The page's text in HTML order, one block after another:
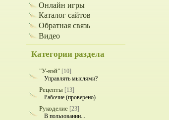
Онлайн игры
Каталог сайтов
Обратная связь
Видео
Категории раздела
"У-вэй" [10]
Управлять мыслями?
Рецепты [13]
Рабочие (проверено)
Рукоделие [23]
В пользовании...